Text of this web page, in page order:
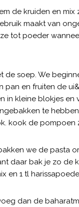
de kruiden en mix
maakt van
tot poeder
de soep. We
pan en fruiten de
in kleine blokjes
te
kook de pompoen
we de pasta
daar bak je zo de
en 1 tl
dan de